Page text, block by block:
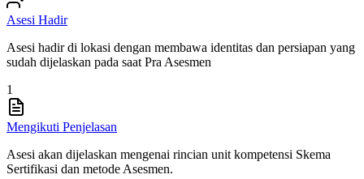
Asesi Hadir
Asesi hadir di lokasi dengan membawa identitas dan persiapan yang
sudah dijelaskan pada saat Pra Asesmen
1
Mengikuti Penjelasan
Asesi akan dijelaskan mengenai rincian unit kompetensi Skema
Sertifikasi dan metode Asesmen.